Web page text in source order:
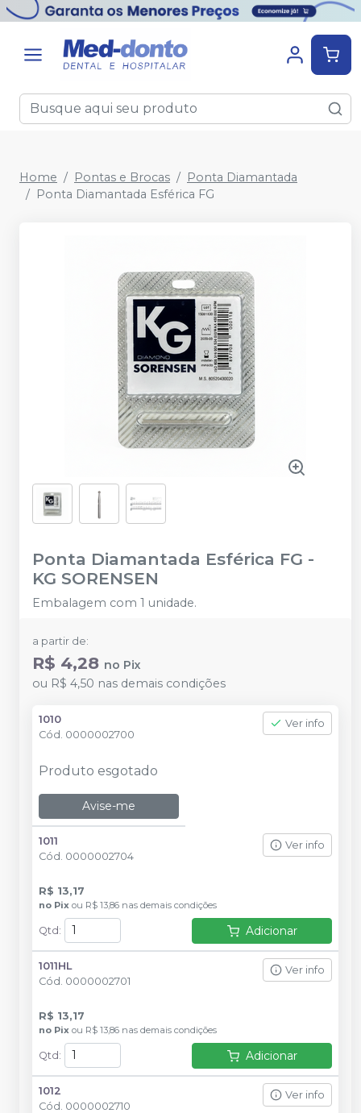
Home Pontas e Brocas
Ponta Diamantada
Ponta Diamantada Esférica FG
Ponta Diamantada Esférica FG -
KG SORENSEN
Embalagem com 1 unidade.
a partir de:
R$ 4,28 no Pix
ou R$ 4,50 nas demais condições
1010
Cód. 0000002700
Ver info
Produto esgotado
Avise-me
1011
Cód. 0000002704
Ver info
R$ 13,17
no Pix ou R$ 13,86 nas demais condições
Qtd : Adicionar
1011HL
Cód. 0000002701
Ver info
R$ 13,17
no Pix ou R$ 13,86 nas demais condições
Qtd : Adicionar
1012
Cód. 0000002710
Ver info